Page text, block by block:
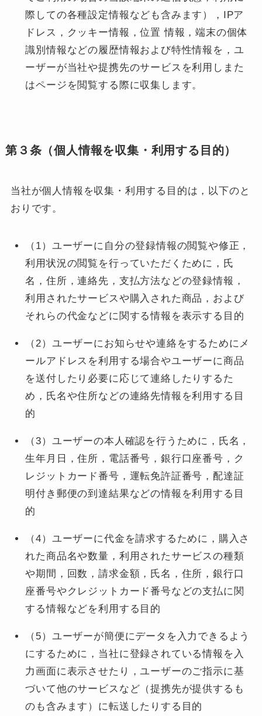
際しての各種設定情報なども含みます），IPア
ドレス，クッキー情報，位置 情報，端末の個体
識別情報などの履歴情報および特性情報を，ユ
ーザーが当社や提携先のサービスを利用しまた
はページを閲覧する際に収集します。
第３条（個人情報を収集・利用する目的）
当社が個人情報を収集・利用する目的は，以下のと
おりです。
（1）ユーザーに自分の登録情報の閲覧や修正，
利用状況の閲覧を行っていただくために，氏
名，住所，連絡先，支払方法などの登録情報，
利用されたサービスや購入された商品，および
それらの代金などに関する情報を表示する目的
（2）ユーザーにお知らせや連絡をするためにメ
ールアドレスを利用する場合やユーザーに商品
を送付したり必要に応じて連絡したりするた
め，氏名や住所などの連絡先情報を利用する目
的
（3）ユーザーの本人確認を行うために，氏名，
生年月日，住所，電話番号，銀行口座番号，ク
レジットカード番号，運転免許証番号，配達証
明付き郵便の到達結果などの情報を利用する目
的
（4）ユーザーに代金を請求するために，購入さ
れた商品名や数量，利用されたサービスの種類
や期間，回数，請求金額，氏名，住所，銀行口
座番号やクレジットカード番号などの支払に関
する情報などを利用する目的
（5）ユーザーが簡便にデータを入力できるよう
にするために，当社に登録されている情報を入
力画面に表示させたり，ユーザーのご指示に基
づいて他のサービスなど（提携先が提供するも
のも含みます）に転送したりする目的